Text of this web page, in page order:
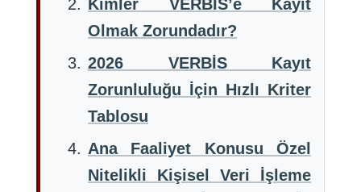
Kimler VERBİS’e Kayıt
Olmak Zorundadır?
2026 VERBİS Kayıt
Zorunluluğu İçin Hızlı Kriter
Tablosu
Ana Faaliyet Konusu Özel
Nitelikli Kişisel Veri İşleme